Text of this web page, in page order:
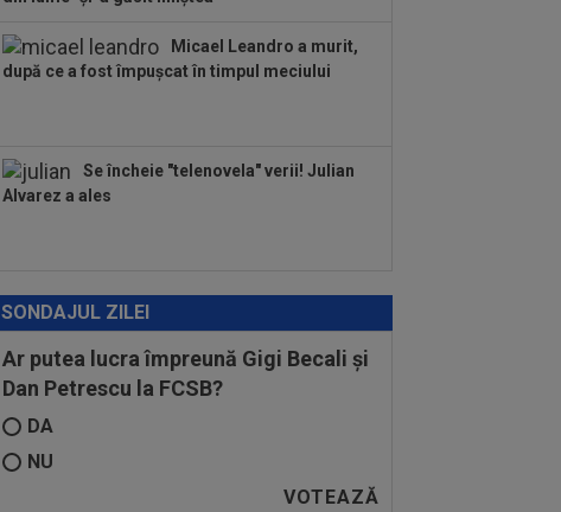
Micael Leandro a murit,
după ce a fost împușcat în timpul meciului
Se încheie "telenovela" verii! Julian
Alvarez a ales
SONDAJUL ZILEI
Ar putea lucra împreună Gigi Becali și
Dan Petrescu la FCSB?
DA
NU